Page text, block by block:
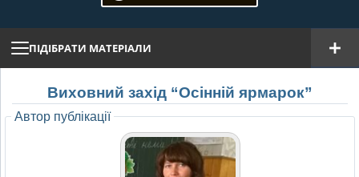
ПІДІБРАТИ МАТЕРІАЛИ
Виховний захід “Осінній ярмарок”
Автор публікації